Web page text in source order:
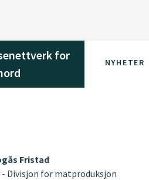
for
NYHETER
Fristad
- Divisjon for matproduksjon